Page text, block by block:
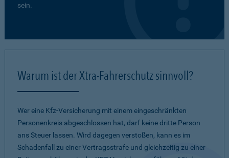
sein.
Warum ist der Xtra-Fahrerschutz sinnvoll?
Wer eine Kfz-Versicherung mit einem eingeschränkten
Personenkreis abgeschlossen hat, darf keine dritte Person
ans Steuer lassen. Wird dagegen verstoßen, kann es im
Schadenfall zu einer Vertragsstrafe und gleichzeitig zu einer